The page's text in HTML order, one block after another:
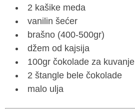
2 kašike meda
vanilin šećer
brašno (400-500gr)
džem od kajsija
100gr čokolade za kuvanje
2 štangle bele čokolade
malo ulja